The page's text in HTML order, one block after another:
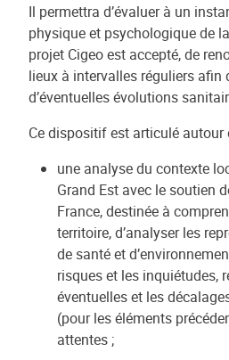
Il permettra d’évaluer à un
physique et psychologique de
projet Cigeo est accepté, de
lieux à intervalles réguliers afin
d’éventuelles évolutions
Ce dispositif est articulé autour
une analyse du contexte
Grand Est avec le soutien
France, destinée à
territoire, d’analyser les
de santé et
risques et les inquiétudes,
éventuelles et les
(pour les éléments
attentes ;